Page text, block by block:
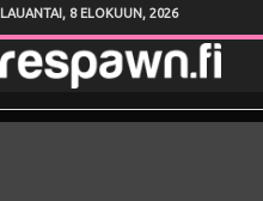
LAUANTAI, 8 ELOKUUN, 2026
e